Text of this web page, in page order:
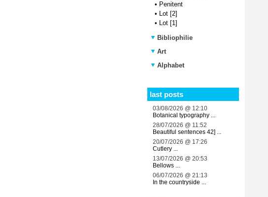
• Penitent
• Lot [2]
• Lot [1]
Bibliophilie
Art
Alphabet
last posts
03/08/2026 @ 12:10
Botanical typography ...
28/07/2026 @ 11:52
Beautiful sentences 42] ...
20/07/2026 @ 17:26
Cutlery ...
13/07/2026 @ 20:53
Bellows ...
06/07/2026 @ 21:13
In the countryside ...